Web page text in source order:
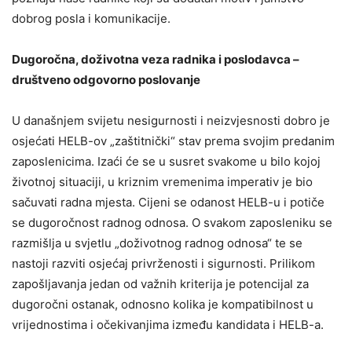
dobrog posla i komunikacije.
Dugoročna, doživotna veza radnika i poslodavca –
društveno odgovorno poslovanje
U današnjem svijetu nesigurnosti i neizvjesnosti dobro je
osjećati HELB-ov „zaštitnički“ stav prema svojim predanim
zaposlenicima. Izaći će se u susret svakome u bilo kojoj
životnoj situaciji, u kriznim vremenima imperativ je bio
sačuvati radna mjesta. Cijeni se odanost HELB-u i potiče
se dugoročnost radnog odnosa. O svakom zaposleniku se
razmišlja u svjetlu „doživotnog radnog odnosa“ te se
nastoji razviti osjećaj privrženosti i sigurnosti. Prilikom
zapošljavanja jedan od važnih kriterija je potencijal za
dugoročni ostanak, odnosno kolika je kompatibilnost u
vrijednostima i očekivanjima između kandidata i HELB-a.